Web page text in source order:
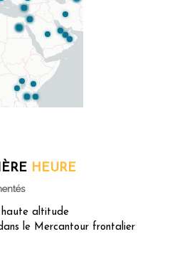
HEURE
haute altitude
le Mercantour frontalier